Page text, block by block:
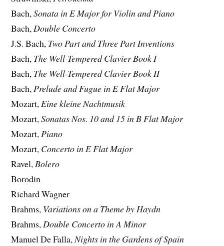
Bach,Sonata in E Major for Violin and Piano
Bach,Double Concerto
J.S. Bach, Two Part and Three Part Inventions
Bach, The Well-Tempered Clavier Book I
Bach, The Well-Tempered Clavier Book II
Bach,Prelude and Fugue in E Flat Major
Mozart,Eine kleine Nachtmusik
Mozart,Sonatas Nos. 10 and 15 in B Flat Major
Mozart,Piano
Mozart, Concerto in E Flat Major
Ravel,Bolero
Borodin
Richard Wagner
Brahms, Variations on a Theme by Haydn
Brahms,Double Concerto in A Minor
Manuel De Falla,Nights in the Gardens of Spain